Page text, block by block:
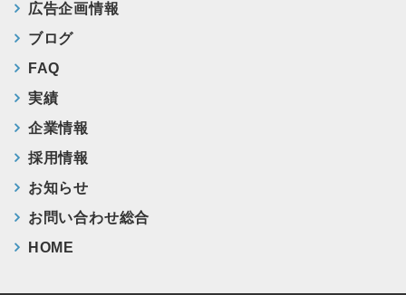
広告企画情報
ブログ
FAQ
実績
企業情報
採用情報
お知らせ
お問い合わせ総合
HOME